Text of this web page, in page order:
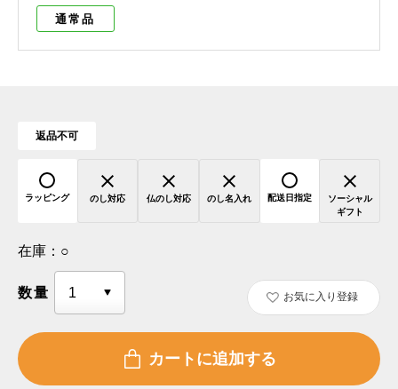
通常品
返品不可
ラッピング のし対応 仏のし対応 のし名入れ 配送日指定
ソーシャル
ギフト
在庫： ○
数量 お気に入り登録